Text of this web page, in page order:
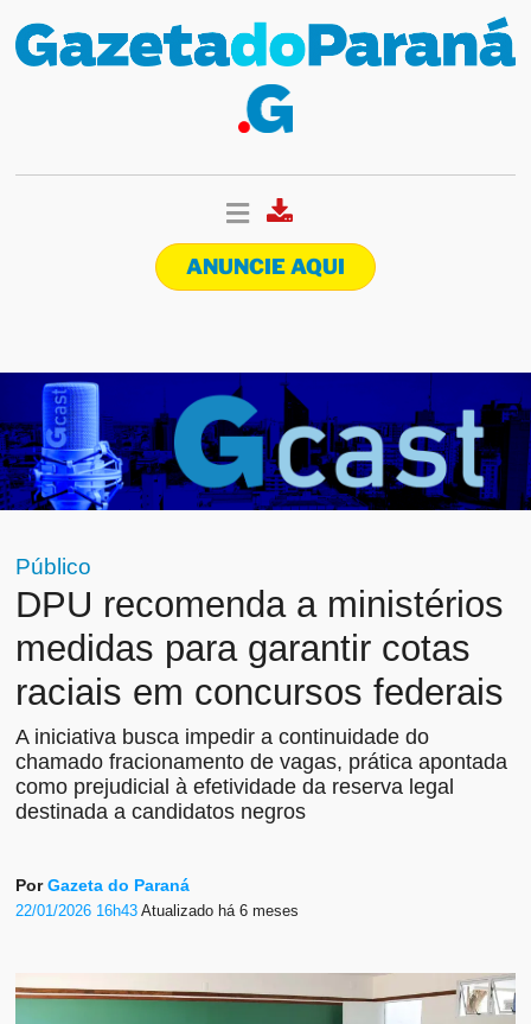
ANUNCIE AQUI
Público
DPU recomenda a ministérios
medidas para garantir cotas
raciais em concursos federais
A iniciativa busca impedir a continuidade do
chamado fracionamento de vagas, prática apontada
como prejudicial à efetividade da reserva legal
destinada a candidatos negros
PorGazeta do Paraná
22/01/2026 16h43Atualizado há 6 meses